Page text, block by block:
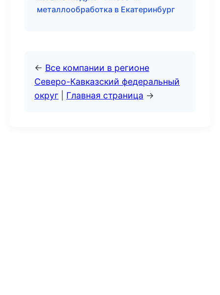
металлообработка в Екатеринбург
← Все компании в регионе
Северо-Кавказский федеральный
округ
Главная страница →